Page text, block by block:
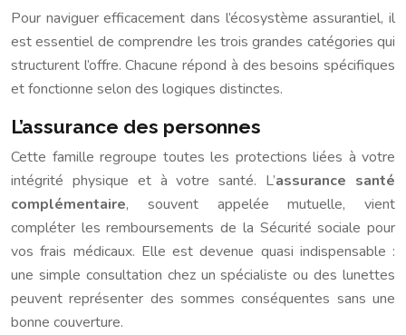
Pour naviguer efficacement dans l’écosystème assurantiel, il
est essentiel de comprendre les trois grandes catégories qui
structurent l’offre. Chacune répond à des besoins spécifiques
et fonctionne selon des logiques distinctes.
L’assurance des personnes
Cette famille regroupe toutes les protections liées à votre
intégrité physique et à votre santé. L’assurance santé
complémentaire, souvent appelée mutuelle, vient
compléter les remboursements de la Sécurité sociale pour
vos frais médicaux. Elle est devenue quasi indispensable :
une simple consultation chez un spécialiste ou des lunettes
peuvent représenter des sommes conséquentes sans une
bonne couverture.